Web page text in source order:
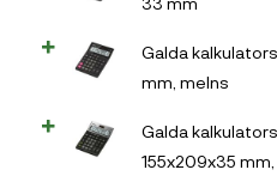
Galda
mm, melns
Galda kalkulators
155x209x35